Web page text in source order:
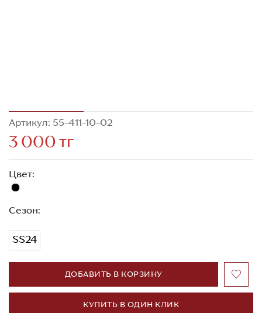
Артикул: 55-411-10-02
3 000 тг
Цвет:
Сезон:
SS24
ДОБАВИТЬ В КОРЗИНУ
КУПИТЬ В ОДИН КЛИК